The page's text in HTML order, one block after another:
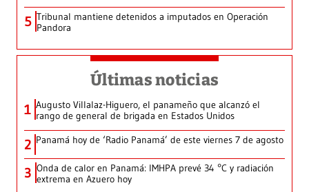
5 Tribunal mantiene detenidos a imputados en Operación
Pandora
Últimas noticias
1 Augusto Villalaz-Higuero, el panameño que alcanzó el
rango de general de brigada en Estados Unidos
2 Panamá hoy de ‘Radio Panamá’ de este viernes 7 de agosto
3 Onda de calor en Panamá: IMHPA prevé 34 °C y radiación
extrema en Azuero hoy